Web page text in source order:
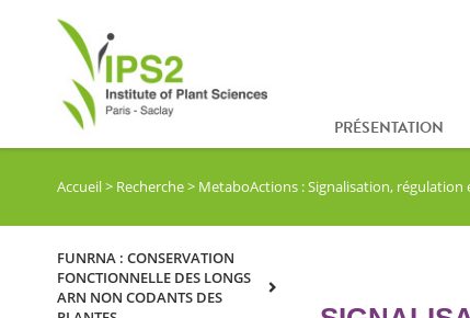
PRÉSENTATION
Accueil> Recherche> MetaboActions : Signalisation,
FUNRNA : CONSERVATION
FONCTIONNELLE DES LONGS
ARN NON CODANTS DES